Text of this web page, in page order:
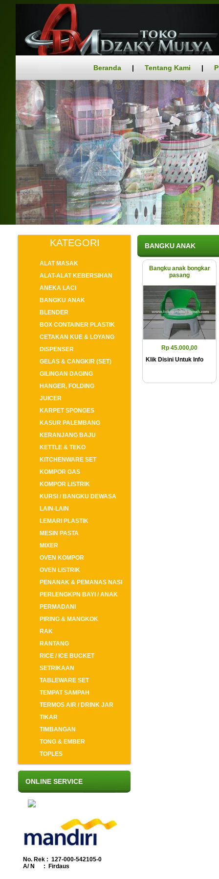
Beranda | Tentang Kami |
KATEGORI
ALAT MASAK
ALAT-ALAT KEBERSIHAN
ANEKA LACI
BANGKU ANAK
BLENDER
BOX CONTAINER PLASTIK
CETAKAN KUE & LOYANG
DISPENSER
GELAS & CANGKIR (SET)
GILINGAN DAGING
HANGER, FOLDING
JUICER
KARPET SPONGES
KASUR PALEMBANG
KERANJANG BAJU
KETTLE & TEKO
KITCHENWARE SET
KOMPOR GAS
KOMPOR LISTRIK
KURSI / BANGKU DEWASA
LAIN-LAIN
LEMARI PLASTIK
MESIN PASTA
MIXER
OVEN KOMPOR
OVEN LISTRIK
PENANAK & PEMANAS NASI
PERLENGKPN BAYI / ANAK
PERMADANI
PIRING & MANGKOK
RAK
RANTANG
RICE / ICE BUCKET
SETRIKAAN
TABLEWARE SET
TEMPAT SAMPAH
TERMOS AIR / DRINK JAR
TIKAR
TIMBANGAN
TONG & EMBER
TOPLES
ONLINE SERVICE
No. Rek : 127-000-542105-0
A/ N : Firdaus
BANGKU ANAK
Bangku anak bongkar
pasang
Rp 45.000,00
Klik Disini Untuk Info